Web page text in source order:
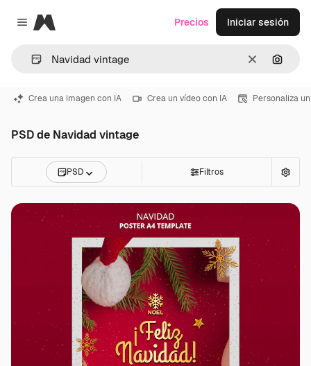
Close menu
Magnific
Borrar
Precios Iniciar sesión
Crea una imagen con IA Crea un vídeo con IA Personaliza
PSD de Navidad vintage
PSD Filtros